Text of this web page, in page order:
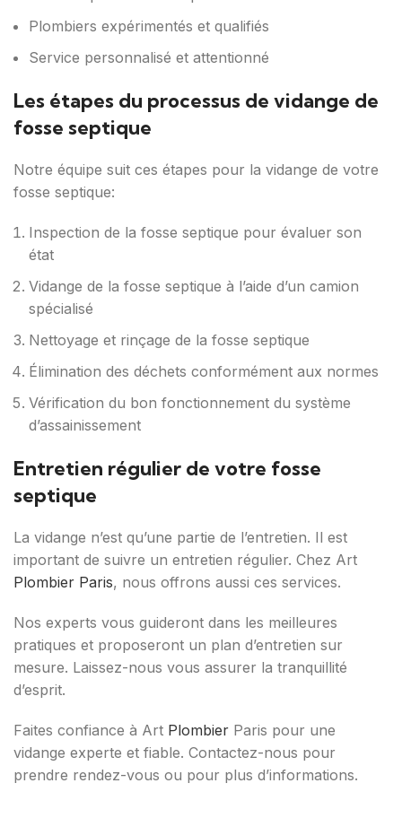
Plombiers expérimentés et qualifiés
Service personnalisé et attentionné
Les étapes du processus de vidange de
fosse septique
Notre équipe suit ces étapes pour la vidange de votre
fosse septique:
Inspection de la fosse septique pour évaluer son
état
Vidange de la fosse septique à l’aide d’un camion
spécialisé
Nettoyage et rinçage de la fosse septique
Élimination des déchets conformément aux normes
Vérification du bon fonctionnement du système
d’assainissement
Entretien régulier de votre fosse
septique
La vidange n’est qu’une partie de l’entretien. Il est
important de suivre un entretien régulier. Chez Art
Plombier Paris, nous offrons aussi ces services.
Nos experts vous guideront dans les meilleures
pratiques et proposeront un plan d’entretien sur
mesure. Laissez-nous vous assurer la tranquillité
d’esprit.
Faites confiance à Art Plombier Paris pour une
vidange experte et fiable. Contactez-nous pour
prendre rendez-vous ou pour plus d’informations.